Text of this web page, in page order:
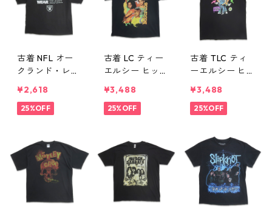
古着 NFL オー
クランド・レイ
トTシャツ ブラ
ック 表記：XL
¥2,618
25%OFF
古着 LC ティー
エルシー ヒッ
プ バンドTシャ
ツ プリントTシ
0370n w6080
¥3,488
25%OFF
古着 TLC ティ
ーエルシー ヒ
ップ バンドTシ
ャツ プリントT
ク 表記：M g
d410369n w60
804
¥3,488
25%OFF